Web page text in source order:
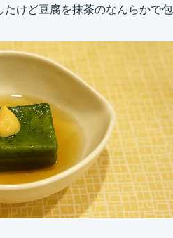
けど豆腐を抹茶のなんらかで包